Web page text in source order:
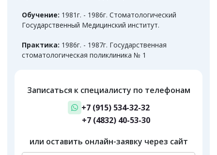
Обучение: 1981г. - 1986г. Стоматологический
Государственный Медицинский инcтитут.
Практика: 1986г. - 1987г. Государственная
стоматологическая поликлиника № 1
Записаться к специалисту по телефонам
+7 (915) 534-32-32
+7 (4832) 40-53-30
или оставить онлайн-заявку через сайт